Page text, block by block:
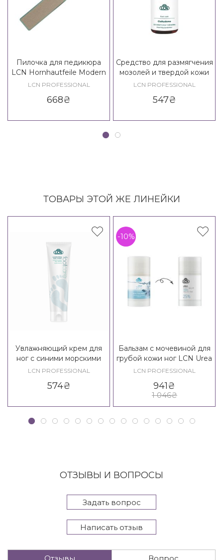
Пилочка для педикюра
LCN Hornhautfeile Modern
Line 80/120
LCN PROFESSIONAL
668₴
Средство для размягчения
мозолей и твердой кожи
стоп LCN Calludone
LCN PROFESSIONAL
547₴
ТОВАРЫ ЭТОЙ ЖЕ ЛИНЕЙКИ
Увлажняющий крем для
ног с синими морскими
водорослями LCN
Blue
LCN PROFESSIONAL
574₴
-10%
Бальзам с мочевиной для
грубой кожи ног LCN Urea
25% Foot Balm
LCN PROFESSIONAL
941₴
1 046₴
ОТЗЫВЫ И ВОПРОСЫ
Задать вопрос
Написать отзыв